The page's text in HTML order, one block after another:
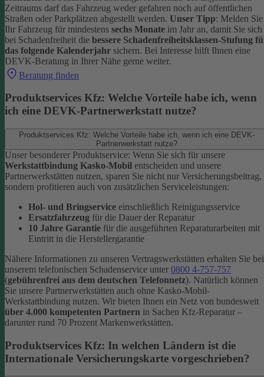
Zeitraums darf das Fahrzeug weder gefahren noch auf öffentlichen
Straßen oder Parkplätzen abgestellt werden. Unser Tipp: Melden Sie
Ihr Fahrzeug für mindestens sechs Monate im Jahr an, damit Sie sich
bei Schadenfreiheit die bessere Schadenfreiheitsklassen-Stufung
das folgende Kalenderjahr sichern. Bei Interesse hilft Ihnen eine
DEVK-Beratung in Ihrer Nähe gerne weiter.
Beratung finden
Produktservices Kfz: Welche Vorteile habe ich, wenn
ich eine DEVK-Partnerwerkstatt nutze?
Produktservices Kfz: Welche Vorteile habe ich, wenn ich eine DEVK-
Partnerwerkstatt nutze?
Unser besonderer Produktservice: Wenn Sie sich für unsere
Werkstattbindung Kasko-Mobil entscheiden und unsere
Partnerwerkstätten nutzen, sparen Sie nicht nur Versicherungsbeitrag,
sondern profitieren auch von zusätzlichen Serviceleistungen:
Hol- und Bringservice einschließlich Reinigungsservice
Ersatzfahrzeug für die Dauer der Reparatur
10 Jahre Garantie für die ausgeführten Reparaturarbeiten mit
Eintritt in die Herstellergarantie
Nähere Informationen zu unseren Vertragswerkstätten erhalten Sie bei
unserem telefonischen Schadenservice unter 0800 4-757-757
(gebührenfrei aus dem deutschen Telefonnetz). Natürlich können
Sie unsere Partnerwerkstätten auch ohne Kasko-Mobil-
Werkstattbindung nutzen. Wir bieten Ihnen ein Netz von bundesweit
über 4.000 kompetenten Partnern in Sachen Kfz-Reparatur –
darunter rund 70 Prozent Markenwerkstätten.
Produktservices Kfz: In welchen Ländern ist die
Internationale Versicherungskarte vorgeschrieben?